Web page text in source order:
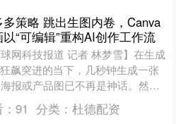
多策略 跳出生图内卷，Canva
“可编辑”重构AI创作工作流
球网科技报道 记者 林梦雪】在生成
飙突进的当下，几秒钟生成一张
报或产品图已不再是神话。然
当创作者们从“AI一秒出图”的狂欢中
来，需要....
91 分类： 杜德配资